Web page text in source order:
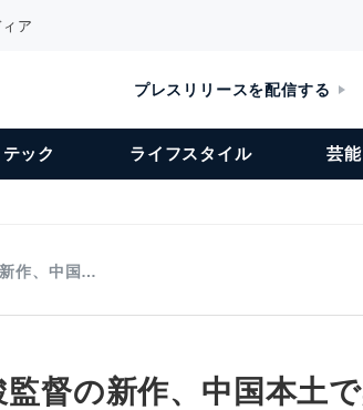
ア
プレスリリースを配信する
テック ライフスタイル 芸
作、中国…
監督の新作、中国本土